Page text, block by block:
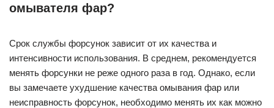
омывателя фар?
Срок службы форсунок зависит от их качества и
интенсивности использования. В среднем, рекомендуется
менять форсунки не реже одного раза в год. Однако, если
вы замечаете ухудшение качества омывания фар или
неисправность форсунок, необходимо менять их как можно